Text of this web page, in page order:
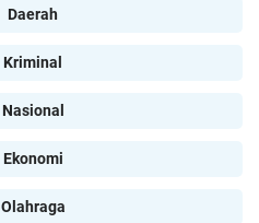
Daerah
Kriminal
Nasional
Ekonomi
Olahraga